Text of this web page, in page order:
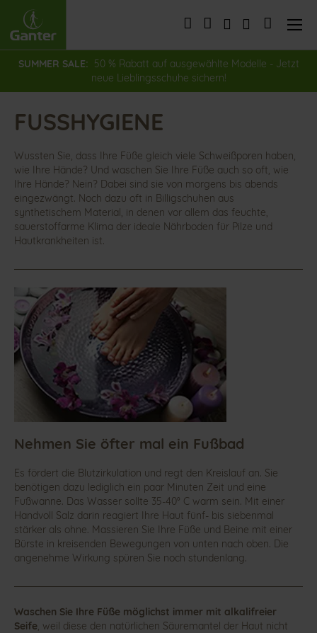
Direkt
zum
Inhalt
Mein
SUMMER SALE: 50 % Rabatt auf ausgewählte Modelle - Jetzt
neue Lieblingsschuhe sichern!
FUSSHYGIENE
Wussten Sie, dass Ihre Füße gleich viele Schweißporen haben,
wie Ihre Hände? Und waschen Sie Ihre Füße auch so oft, wie
Ihre Hände? Nein? Dabei sind sie von morgens bis abends
eingezwängt. Noch dazu oft in Billigschuhen aus
synthetischem Material, in denen vor allem das feuchte,
sauerstoffarme Klima der ideale Nährboden für Pilze und
Hautkrankheiten ist.
Nehmen Sie öfter mal ein Fußbad
Es fördert die Blutzirkulation und regt den Kreislauf an. Sie
benötigen dazu lediglich ein paar Minuten Zeit und eine
Fußwanne. Das Wasser sollte 35-40° C warm sein. Mit einer
Handvoll Salz darin reagiert Ihre Haut fünf- bis siebenmal
stärker als ohne. Massieren Sie Ihre Füße und Beine mit einer
Bürste in kreisenden Bewegungen von unten nach oben. Die
angenehme Wirkung spüren Sie noch stundenlang.
Waschen Sie Ihre Füße möglichst immer mit alkalifreier
Seife, weil diese den natürlichen Säuremantel der Haut nicht